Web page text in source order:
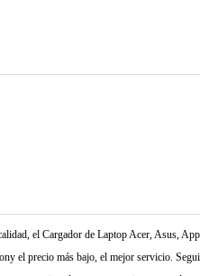
el Cargador de Laptop Acer, Asus,
el precio más bajo, el mejor servicio.